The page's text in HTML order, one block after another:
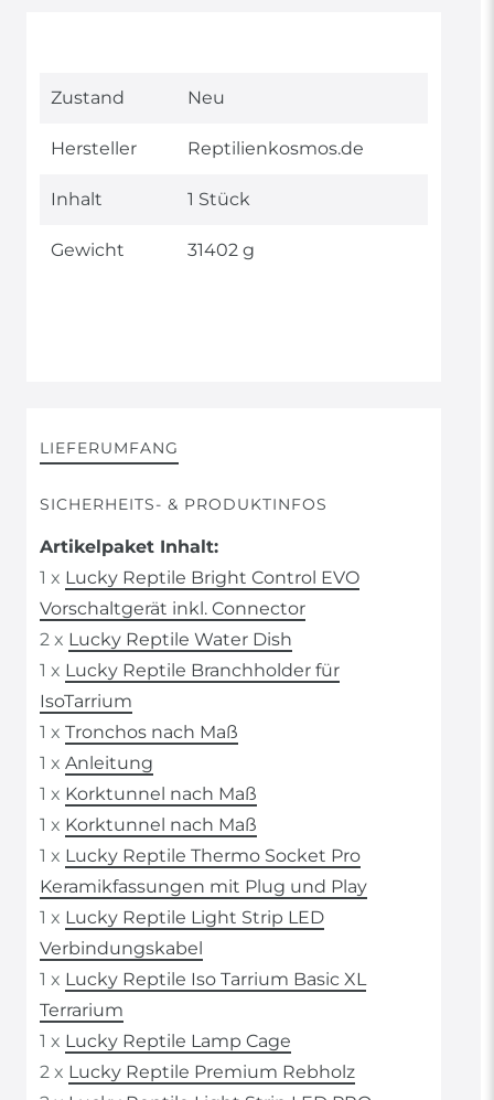
Technisches
Wert
Zustand Neu
Hersteller Reptilienkosmos.de
Inhalt 1 Stück
Gewicht 31402 g
LIEFERUMFANG
SICHERHEITS- & PRODUKTINFOS
Artikelpaket Inhalt:
1 x Lucky Reptile Bright Control EVO
Vorschaltgerät inkl. Connector
2 x Lucky Reptile Water Dish
1 x Lucky Reptile Branchholder für
IsoTarrium
1 x Tronchos nach Maß
1 x Anleitung
1 x Korktunnel nach Maß
1 x Korktunnel nach Maß
1 x Lucky Reptile Thermo Socket Pro
Keramikfassungen mit Plug und Play
1 x Lucky Reptile Light Strip LED
Verbindungskabel
1 x Lucky Reptile Iso Tarrium Basic XL
Terrarium
1 x Lucky Reptile Lamp Cage
2 x Lucky Reptile Premium Rebholz